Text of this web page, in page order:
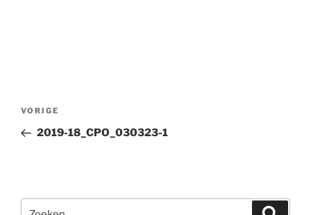
Bericht
Vorig
bericht
VORIGE
2019-18_CPO_030323-1